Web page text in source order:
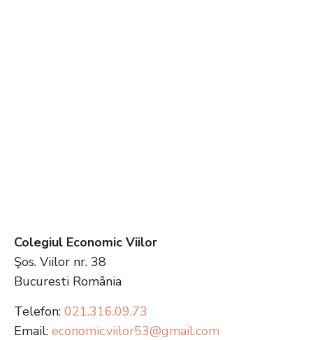
Colegiul Economic Viilor
Şos. Viilor nr. 38
Bucuresti România
Telefon: 021.316.09.73
Email: economic.viilor53@gmail.com